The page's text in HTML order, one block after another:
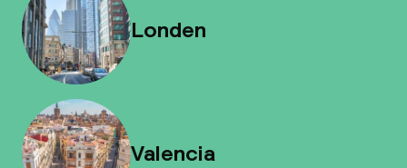
Londen
Valencia